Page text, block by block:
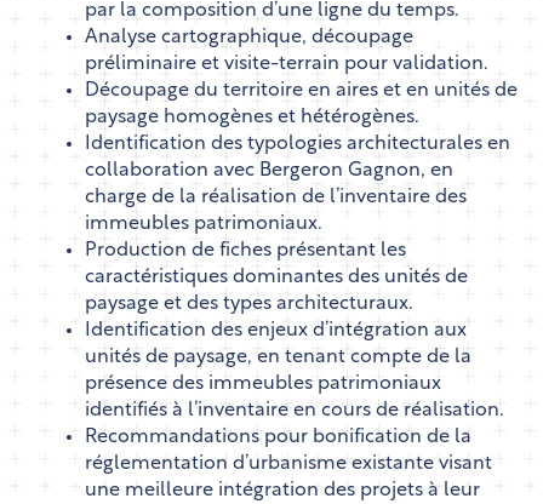
par la composition d’une ligne du temps.
Analyse cartographique, découpage
préliminaire et visite-terrain pour validation.
Découpage du territoire en aires et en unités de
paysage homogènes et hétérogènes.
Identification des typologies architecturales en
collaboration avec Bergeron Gagnon, en
charge de la réalisation de l’inventaire des
immeubles patrimoniaux.
Production de fiches présentant les
caractéristiques dominantes des unités de
paysage et des types architecturaux.
Identification des enjeux d’intégration aux
unités de paysage, en tenant compte de la
présence des immeubles patrimoniaux
identifiés à l’inventaire en cours de réalisation.
Recommandations pour bonification de la
réglementation d’urbanisme existante visant
une meilleure intégration des projets à leur